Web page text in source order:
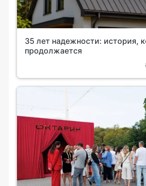
35 лет надежности: история,
продолжается